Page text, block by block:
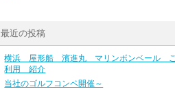
最近の投稿
横浜 屋形船 濱進丸 マリンボンベール
利用 紹介
当社のゴルフコンペ開催～